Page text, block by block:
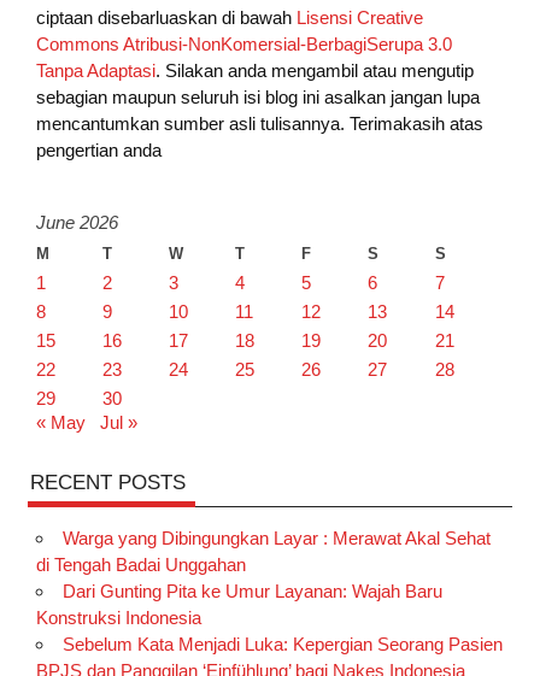
ciptaan disebarluaskan di bawah Lisensi Creative
Commons Atribusi-NonKomersial-BerbagiSerupa 3.0
Tanpa Adaptasi. Silakan anda mengambil atau mengutip
sebagian maupun seluruh isi blog ini asalkan jangan lupa
mencantumkan sumber asli tulisannya. Terimakasih atas
pengertian anda
June 2026
M T W T F S S
1 2 3 4 5 6
7
8
9 10 11 12 13
14
15
16 17 18 19 20
21
22
23 24 25 26 27
28
29
30
« May
Jul »
RECENT POSTS
Warga yang Dibingungkan Layar : Merawat Akal Sehat
di Tengah Badai Unggahan
Dari Gunting Pita ke Umur Layanan: Wajah Baru
Konstruksi Indonesia
Sebelum Kata Menjadi Luka: Kepergian Seorang Pasien
BPJS dan Panggilan ‘Einfühlung’ bagi Nakes Indonesia